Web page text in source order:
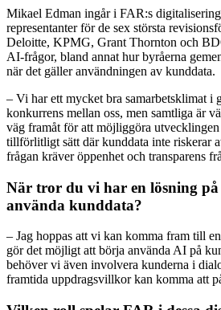
Mikael Edman ingår i FAR:s
representanter för de sex största
Deloitte, KPMG, Grant Thornton och
AI-frågor, bland annat hur byråerna
när det gäller användningen av kunddata.
– Vi har ett mycket bra samarbetsklimat i
konkurrens mellan oss, men samtliga är
väg framåt för att möjliggöra
tillförlitligt sätt där kunddata inte riskerar
frågan kräver öppenhet och transparens
När tror du vi har en lösning
använda kunddata?
– Jag hoppas att vi kan komma fram till
gör det möjligt att börja använda AI på
behöver vi även involvera kunderna i
framtida uppdragsvillkor kan komma att